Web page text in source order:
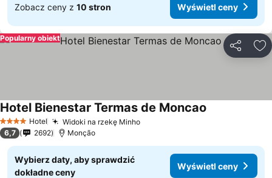
Zobacz ceny z 10 stron Wyświetl ceny
Popularny obiekt
4 KategoriaHotel Widoki na rzekę MinhoWyświetl ceny
Hotel Bienestar Termas de Moncao
6,7 2692 Monção
Wybierz daty, aby sprawdzić
dokładne ceny
Wyświetl ceny